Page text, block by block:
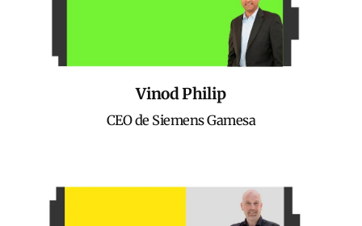
Vinod Philip
CEO de Siemens Gamesa